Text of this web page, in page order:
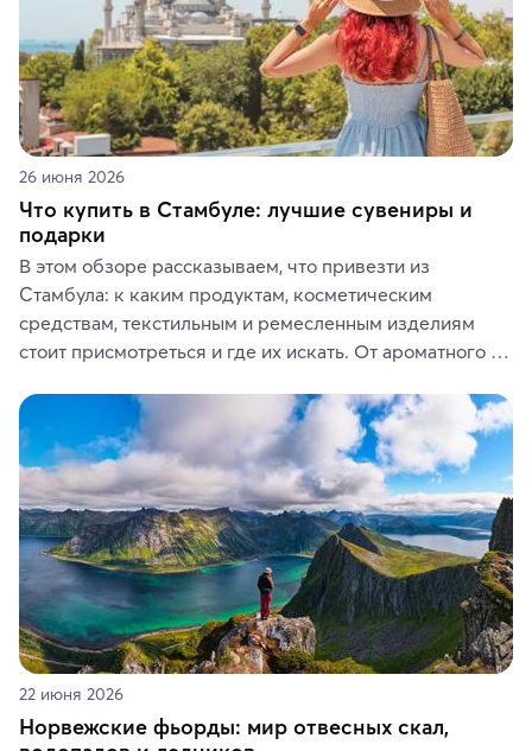
26 июня 2026
Что купить в Стамбуле: лучшие сувениры и
подарки
В этом обзоре рассказываем, что привезти из
Стамбула: к каким продуктам, косметическим
средствам, текстильным и ремесленным изделиям
стоит присмотреться и где их искать. От ароматного
керамики и изделий из кожи на турецких рынках и в
аутентичных лавках — в подарок близким или себе на
память о путешествии.
22 июня 2026
Норвежские фьорды: мир отвесных скал,